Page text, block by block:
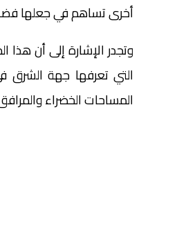
أخرى تساهم في جعلها
التي تعرفها جهة الشرق
المساحات الخضراء